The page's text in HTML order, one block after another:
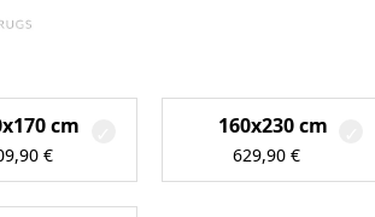
cm
€
160x230 cm
629,90€